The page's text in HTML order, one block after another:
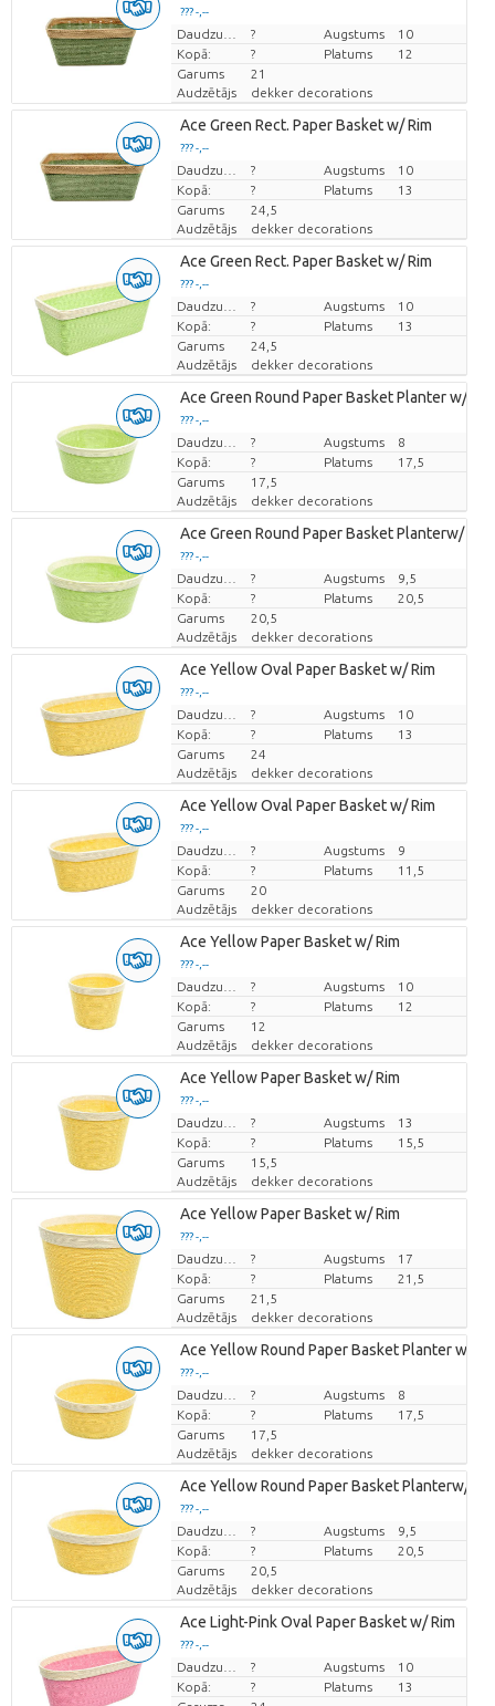
??? -,--
Cena par vienību
? Augstums
10
Kopā:
? Platums
12
Garums
21
Audzētājs
dekker decorations
Ace Green Rect. Paper Basket w/ Rim
??? -,--
Cena par vienību
? Augstums
10
Kopā:
? Platums
13
Garums
24,5
Audzētājs
dekker decorations
Ace Green Rect. Paper Basket w/ Rim
??? -,--
Cena par vienību
? Augstums
10
Kopā:
? Platums
13
Garums
24,5
Audzētājs
dekker decorations
Ace Green Round Paper Basket Planter w/ Rim
??? -,--
Cena par vienību
? Augstums
8
Kopā:
? Platums
17,5
Garums
17,5
Audzētājs
dekker decorations
Ace Green Round Paper Basket Planterw/ Rim
??? -,--
Cena par vienību
? Augstums
9,5
Kopā:
? Platums
20,5
Garums
20,5
Audzētājs
dekker decorations
Ace Yellow Oval Paper Basket w/ Rim
??? -,--
Cena par vienību
? Augstums
10
Kopā:
? Platums
13
Garums
24
Audzētājs
dekker decorations
Ace Yellow Oval Paper Basket w/ Rim
??? -,--
Cena par vienību
? Augstums
9
Kopā:
? Platums
11,5
Garums
20
Audzētājs
dekker decorations
Ace Yellow Paper Basket w/ Rim
??? -,--
Cena par vienību
? Augstums
10
Kopā:
? Platums
12
Garums
12
Audzētājs
dekker decorations
Ace Yellow Paper Basket w/ Rim
??? -,--
Cena par vienību
? Augstums
13
Kopā:
? Platums
15,5
Garums
15,5
Audzētājs
dekker decorations
Ace Yellow Paper Basket w/ Rim
??? -,--
Cena par vienību
? Augstums
17
Kopā:
? Platums
21,5
Garums
21,5
Audzētājs
dekker decorations
Ace Yellow Round Paper Basket Planter w/
??? -,--
Cena par vienību
? Augstums
8
Kopā:
? Platums
17,5
Garums
17,5
Audzētājs
dekker decorations
Ace Yellow Round Paper Basket Planterw/
??? -,--
Cena par vienību
? Augstums
9,5
Kopā:
? Platums
20,5
Garums
20,5
Audzētājs
dekker decorations
Ace Light-Pink Oval Paper Basket w/ Rim
??? -,--
Cena par vienību
? Augstums
10
Kopā:
? Platums
13